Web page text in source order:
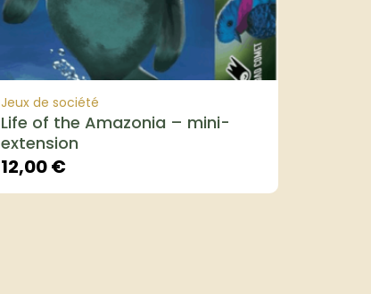
Jeux de société
Life of the Amazonia – mini-
extension
12,00€